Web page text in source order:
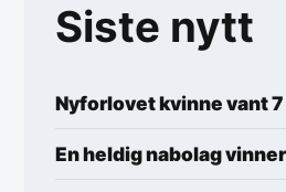
Siste nytt
Nyforlovet kvinne vant
En heldig nabolag